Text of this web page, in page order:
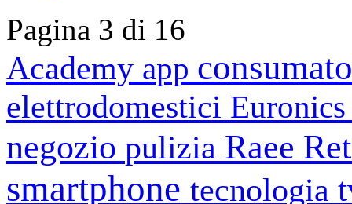
Pagina 3 di 16
Academy app
elettrodomestici
negozio pulizia Raee
smartphone tecnologia